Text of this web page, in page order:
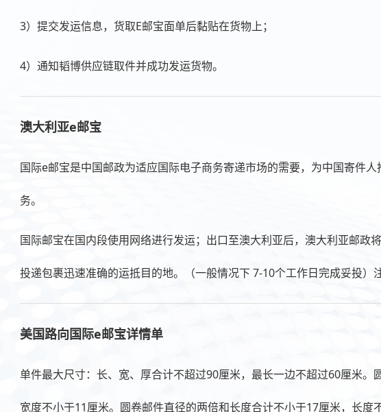
3）提交发运信息，货取E邮宝面单后黏贴在货物上；
4）通知韬博供应链取件并成功发运货物。
澳大利亚e邮宝
国际e邮宝是中国邮政为适应国际电子商务寄递市场的需要，为中国寄件
务。
国际邮宝在国内段使用网络进行发运；出口至澳大利亚后，澳大利亚邮
投递包裹迅速准确的运抵目的地。（一般情况下 7-10个工作日完成妥投）
美国路向国际e邮宝详情单
单件最大尺寸：长、宽、厚合计不超过90厘米，最长一边不超过60厘米
宽度不小于11厘米。圆卷邮件直径的两倍和长度合计不小于17厘米，长度